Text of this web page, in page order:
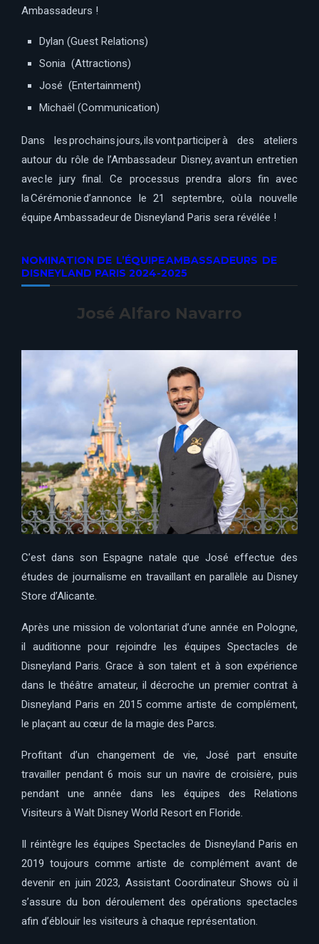
Ambassadeurs !
Dylan (Guest Relations)
Sonia (Attractions)
José (Entertainment)
Michaël (Communication)
Dans les prochains jours, ils vont participer à des ateliers
autour du rôle de l’Ambassadeur Disney, avant un entretien
avec le jury final. Ce processus prendra alors fin avec
la Cérémonie d’annonce le 21 septembre, où la nouvelle
équipe Ambassadeur de Disneyland Paris sera révélée !
NOMINATION DE L’ÉQUIPE AMBASSADEURS DE
DISNEYLAND PARIS 2024-2025
José Alfaro Navarro
C’est dans son Espagne natale que José effectue des
études de journalisme en travaillant en parallèle au Disney
Store d’Alicante.
Après une mission de volontariat d’une année en Pologne,
il auditionne pour rejoindre les équipes Spectacles de
Disneyland Paris. Grace à son talent et à son expérience
dans le théâtre amateur, il décroche un premier contrat à
Disneyland Paris en 2015 comme artiste de complément,
le plaçant au cœur de la magie des Parcs.
Profitant d’un changement de vie, José part ensuite
travailler pendant 6 mois sur un navire de croisière, puis
pendant une année dans les équipes des Relations
Visiteurs à Walt Disney World Resort en Floride.
Il réintègre les équipes Spectacles de Disneyland Paris en
2019 toujours comme artiste de complément avant de
devenir en juin 2023, Assistant Coordinateur Shows où il
s’assure du bon déroulement des opérations spectacles
afin d’éblouir les visiteurs à chaque représentation.